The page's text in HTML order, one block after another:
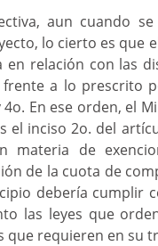
aun cuando
lo cierto es que
en relación con las
frente a lo prescrito
En ese orden, el
el inciso 2o. del
materia de
de la cuota de
debería cumplir
las leyes que
que requieren en su